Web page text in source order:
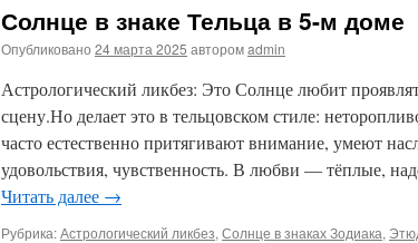
Солнце в знаке Тельца в 5-м доме
Опубликовано 24 марта 2025 авторомadmin
Астрологический ликбез: Это Солнце любит
сцену.Но делает это в тельцовском стиле:
часто естественно притягивают внимание, умеют
удовольствия, чувственность. В любви — тёплые,
Читать далее →
Рубрика:Астрологический ликбез, Солнце в знаках Зодиака,